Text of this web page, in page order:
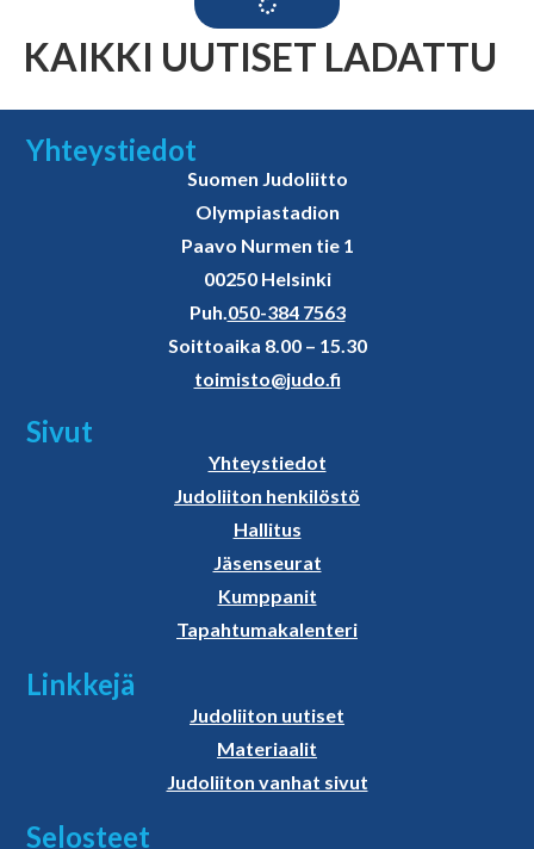
KAIKKI UUTISET LADATTU
Yhteystiedot
Suomen Judoliitto
Olympiastadion
Paavo Nurmen tie 1
00250 Helsinki
Puh.050-384 7563
Soittoaika 8.00 – 15.30
toimisto@judo.fi
Sivut
Yhteystiedot
Judoliiton henkilöstö
Hallitus
Jäsenseurat
Kumppanit
Tapahtumakalenteri
Linkkejä
Judoliiton uutiset
Materiaalit
Judoliiton vanhat sivut
Selosteet